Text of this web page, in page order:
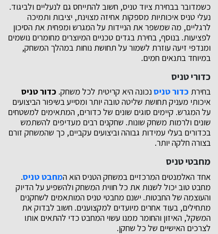
כשמדובר בבחירת ציוד טניס, חשוב להתייחס גם לנעליים ולביגוד.
נעלי טניס איכותיות מספקות אחיזה מצוינת, יציבות ותמיכה
לרגליים, מה שמשפר את הניידות על המגרש ומפחית את הסיכון
לפציעות. בנוסף, בחירת בגדים טכניים המיוצרים מחומרים נושמים
ומנדפי זיעה עוזרת לשמור על תחושת נוחות במהלך המשחק,
במיוחד בתנאים חמים.
כדורי טניס
בחירת כדור טניס נכונה היא קריטית לכל משחק. כדור טניס
איכותי מעניק תחושת שליטה טובה יותר ומסייע בשיפור הביצועים
על המגרש. קיימים סוגים שונים של כדורים, המתאימים למשטחים
שונים ולרמות משחק שונות. שחקנים רבים מעדיפים להשתמש
בכדורים בעלי עמידות גבוהה וביצועים עקביים, כך שהמשחק זורם
בצורה חלקה יותר.
מחבטי טניס
אחד האלמנטים המרכזיים במשחק הטניס הוא המחבט טניס.
מחבט טוב יכול לשנות את כל חווית המשחק ולהשפיע על הדיוק
והעוצמה של החבטות. ישנם מחבטי טניס המותאמים לשחקנים
מתחילים, בעוד אחרים מיועדים למקצוענים. חשוב לבדוק את
המשקל, האיזון והחומר ממנו עשוי המחבט כדי להתאים אותו
לצרכים האישיים של כל שחקן.